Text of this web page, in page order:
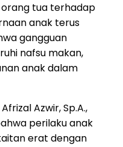
orang tua terhadap
anak terus
gangguan
nafsu makan,
anak dalam
Azwir, Sp.A.,
perilaku anak
erat dengan